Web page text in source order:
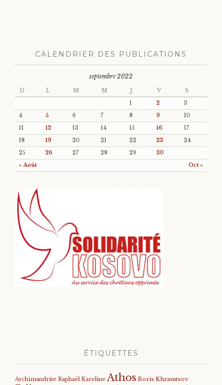
CALENDRIER DES PUBLICATIONS
septembre 2022
D L M M J V S
« Août Oct »
1 2
3
4
5 6 7 8 9
10
11
12 13 14 15 16
17
18
19 20 21 22 23
24
25
26 27 28 29 30
ÉTIQUETTES
Archimandrite Raphaël Kareline Athos Boris Khramtsov